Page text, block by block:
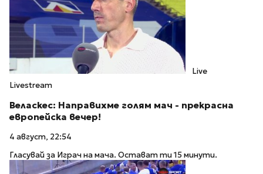
Live
Livestream
Веласкес: Направихме голям мач - прекрасна
европейска вечер!
4 август, 22:54
Гласувай за Играч на мача. Остават ти 15 минути.